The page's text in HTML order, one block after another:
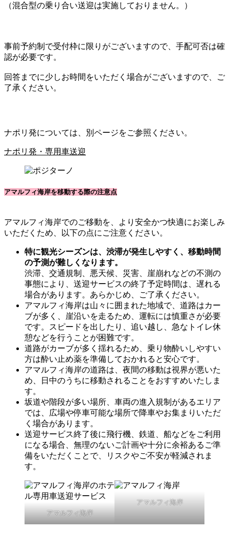
（混合型の乗り合い送迎は実施しておりません。）
事前予約制で受付枠に限りがございますので、手配可否は確
認が必要です。
回答までに少しお時間をいただく場合がございますので、ご
了承ください。
ナポリ発については、別ページをご参照ください。
ナポリ発・専用車送迎
アマルフィ海岸を移動する際の注意点
アマルフィ海岸でのご移動を、より安全かつ快適にお楽しみ
いただくため、以下の点にご注意ください。
特に観光シーズンは、渋滞が発生しやすく、移動時間
の予測が難しくなります。
渋滞、交通規制、悪天候、災害、崖崩れなどの不測の
事態により、送迎サービスの終了予定時間は、遅れる
場合があります。あらかじめ、ご了承ください。
アマルフィ海岸は山々に囲まれた地域で、道路はカー
ブが多く、崖沿いを走るため、運転には慎重さが必要
です。スピードを出したり、追い越し、急なトイレ休
憩などを行うことが困難です。
道路がカーブが多く揺れるため、乗り物酔いしやすい
方は酔い止め薬を準備しておかれると安心です。
アマルフィ海岸の道路は、夜間の移動は視界が悪いた
め、日中のうちに移動されることをおすすめいたしま
す。
坂道や階段が多い場所、車両の進入規制があるエリア
では、広場や停車可能な場所で降車やお集まりいただ
く場合があります。
送迎サービス終了後に飛行機、鉄道、船などをご利用
になる場合、無理のないご計画や十分に余裕あるご準
備をいただくことで、リスクやご不安が軽減されま
す。
アマルフィ海岸
アマルフィ海岸